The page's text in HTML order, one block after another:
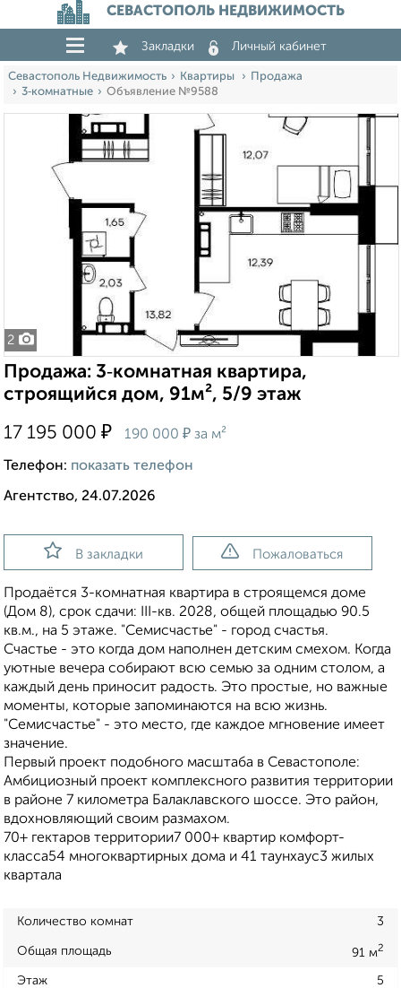
СЕВАСТОПОЛЬ НЕДВИЖИМОСТЬ
Закладки Личный кабинет
Севастополь Недвижимость Квартиры
Продажа
3‑комнатные
Объявление №9588
2
Продажа: 3‑комнатная квартира,
строящийся дом, 91м², 5/9 этаж
17 195 000 ₽ 190 000 ₽ за м²
Телефон: показать телефон
Агентство, 24.07.2026
В закладки Пожаловаться
Продаётся 3-комнатная квартира в строящемся доме
(Дом 8), срок сдачи: III-кв. 2028, общей площадью 90.5
кв.м., на 5 этаже. "Семисчастье" - город счастья.
Счастье - это когда дом наполнен детским смехом. Когда
уютные вечера собирают всю семью за одним столом, а
каждый день приносит радость. Это простые, но важные
моменты, которые запоминаются на всю жизнь.
"Семисчастье" - это место, где каждое мгновение имеет
значение.
Первый проект подобного масштаба в Севастополе:
Амбициозный проект комплексного развития территории
в районе 7 километра Балаклавского шоссе. Это район,
вдохновляющий своим размахом.
70+ гектаров территории7 000+ квартир комфорт-
класса54 многоквартирных дома и 41 таунхаус3 жилых
квартала
Количество комнат 3
Общая площадь 91 м2
Этаж 5